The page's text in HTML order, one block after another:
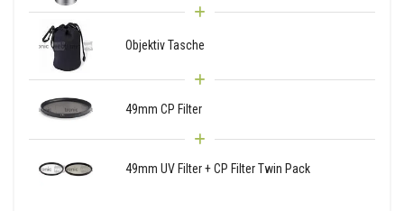
Objektiv Tasche
49mm CP Filter
49mm UV Filter + CP Filter Twin Pack